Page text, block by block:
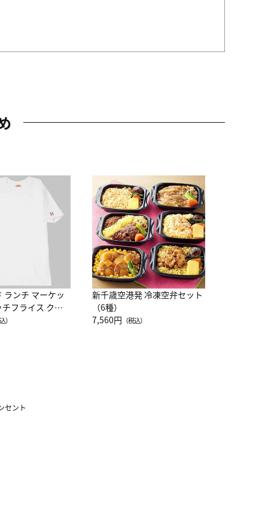
ランチ マーケッ
フライス クル
半袖Ｔシャツ
）
新千歳空港発 冷凍空弁セット
（6種）
7,560円 （税込）
セント